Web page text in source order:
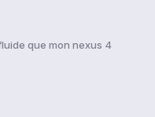
que mon nexus 4